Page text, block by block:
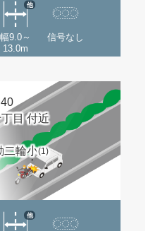
幅9.0～
13.0m
他
信号なし
目 付近
二輪小(1)
他